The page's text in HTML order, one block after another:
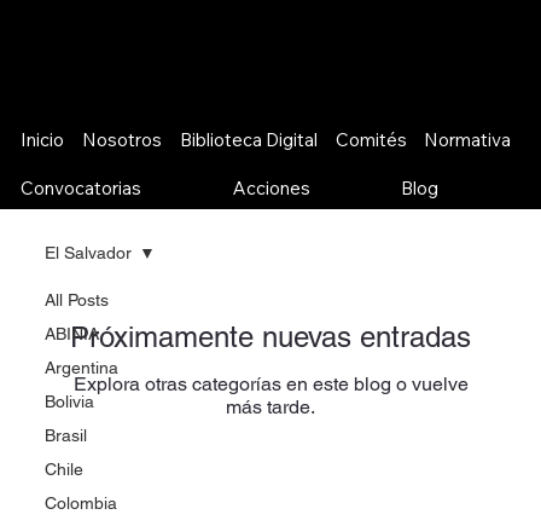
Inicio Nosotros Biblioteca Digital Comités Normativa
Convocatorias Acciones Blog
All Posts
ABINIA
Argentina
Bolivia
Brasil
Chile
Colombia
El Salvador
Próximamente nuevas entradas
Explora otras categorías en este blog o vuelve
más tarde.